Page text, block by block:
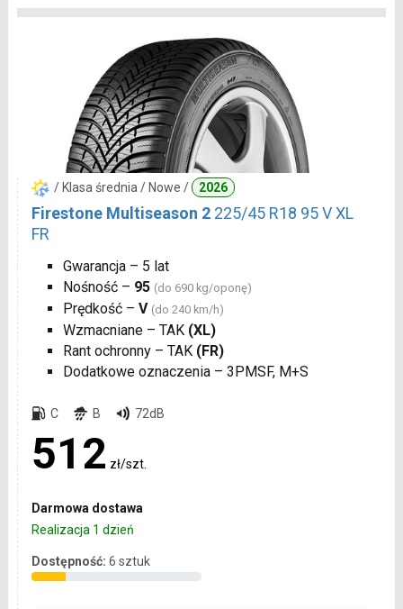
/ Klasa średnia / Nowe / 2026
Firestone Multiseason 2 225/45 R18 95 V XL
FR
Gwarancja – 5 lat
Nośność – 95 (do 690 kg/oponę)
Prędkość – V (do 240 km/h)
Wzmacniane – TAK (XL)
Rant ochronny – TAK (FR)
Dodatkowe oznaczenia – 3PMSF, M+S
C B 72dB
512 zł/szt.
Darmowa dostawa
Realizacja 1 dzień
Dostępność: 6 sztuk